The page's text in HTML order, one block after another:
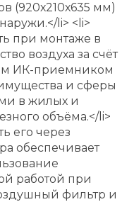
(920х210х635 мм)
li> <li>
при монтаже в
воздуха за счёт
ИК-приемником
и сферы
в жилых и
объёма.</li>
его через
обеспечивает
работой при
фильтр и